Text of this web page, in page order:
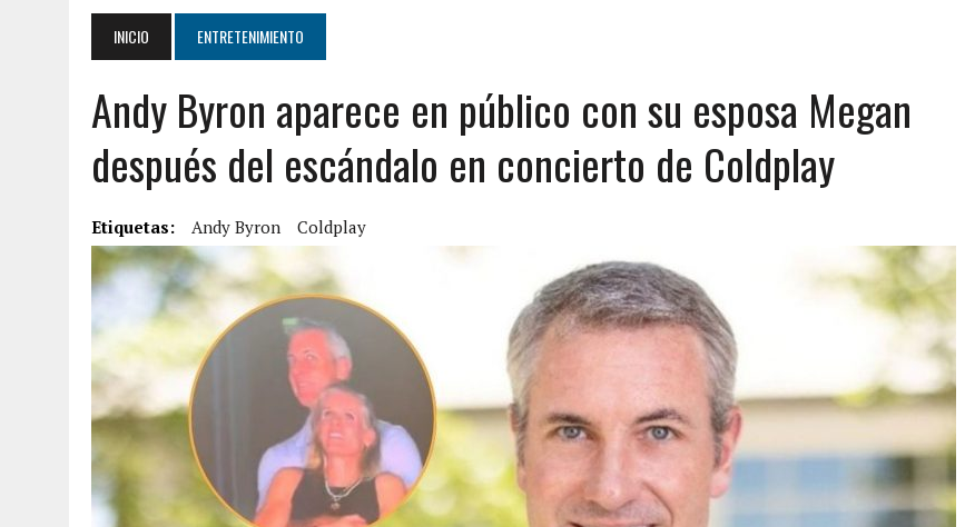
3 AGOSTO, 2026 | YARACUY: INTENTÓ DESCONECTAR SU NEVERA MIENTRAS LA CASA SE INUNDABA
2 AGOSTO, 2026
AYUDABA A PERSONAS EN SITUACIÓN DE CALLE Y MURIÓ A MANOS DE VARIOS DE ELLOS EN MATURÍN
7 AGOSTO, 2026
YARACUY: ASESINARON DOS HOMBRES EL MISMO DÍA EN SECTORES VECINOS
7 AGOSTO, 2026
LOCALIZARON CUERPO DE ‘LA SEÑORA DE LAS UÑAS BONITAS’ 42 DÍAS DESPUÉS DE LOS TERREMOTOS EN LA GUAIRA
6 AGOSTO, 2026 | BARINAS: ADOLESCENTE SE QUITÓ LA VIDA TRAS SER ACOSADA Y ABUSADA POR LA PAREJA DE SU ABUELA
6 AGOSTO, 2026 | CONMOCIÓN EN COLORADO POR ASESINATO DE UNA ADOLESCENTE VENEZOLANA EN REUNIÓN CON AMIGOS
INICIO ENTRETENIMIENTO
Andy Byron aparece en público con su esposa Megan
después del escándalo en concierto de Coldplay
Etiquetas: Andy Byron Coldplay